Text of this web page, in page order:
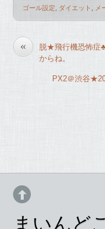
c
e
b
o
o
tt
er
ゴール設定, ダイエット , メ
«
脱★飛行機恐怖症
からね。
PX2＠渋谷
まいんど